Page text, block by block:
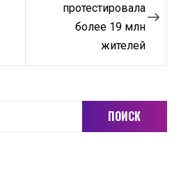
протестировала
более 19 млн
жителей